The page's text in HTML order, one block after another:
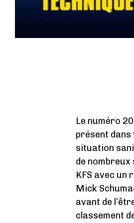
Le numéro
présent
situation
de
KFS avec
Mick
avant de
classement